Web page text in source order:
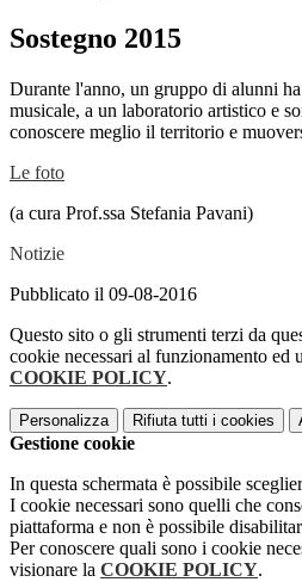
Sostegno 2015
Durante l'anno, un gruppo di alunni
musicale, a un laboratorio artistico e
conoscere meglio il territorio e
Le foto
(a cura Prof.ssa Stefania Pavani)
Notizie
Pubblicato il 09-08-2016
Questo sito o gli strumenti terzi da
cookie necessari al funzionamento
COOKIE POLICY.
Personalizza Rifiuta tutti i cookies
Gestione cookie
In questa schermata è possibile
I cookie necessari sono quelli che
piattaforma e non è possibile
Per conoscere quali sono i cookie
visionare la COOKIE POLICY.